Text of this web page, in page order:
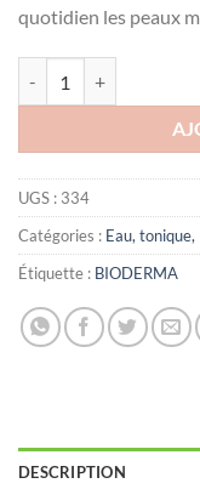
quotidien les peaux
UGS : 334
Catégories : Eau,
Étiquette : BIODERMA
DESCRIPTION